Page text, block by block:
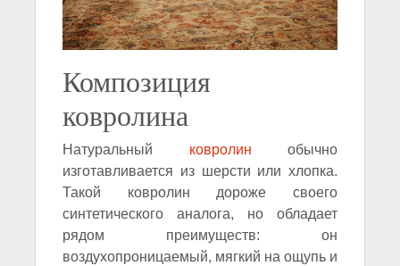
Композиция
ковролина
Натуральный ковролин обычно
изготавливается из шерсти или хлопка.
Такой ковролин дороже своего
синтетического аналога, но обладает
рядом преимуществ: он
воздухопроницаемый, мягкий на ощупь и